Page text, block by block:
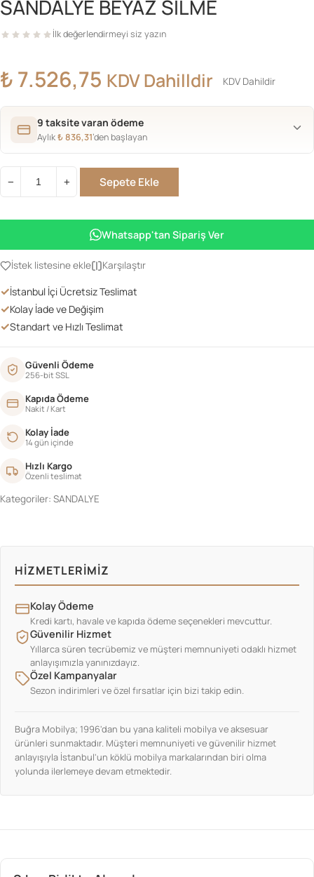
SANDALYE BEYAZ SİLME
İlk değerlendirmeyi siz yazın
₺7.526,75 KDV Dahilldir KDV Dahildir
9 taksite varan ödeme
Aylık₺836,31’den başlayan
−
HASIRLI
TORNALI
BEYAZ
adet
+ Sepete Ekle
Whatsapp'tan Sipariş Ver
İstek listesine ekle Karşılaştır
✓İstanbul İçi Ücretsiz Teslimat
✓Kolay İade ve Değişim
✓Standart ve Hızlı Teslimat
Güvenli Ödeme
256-bit SSL
Kapıda Ödeme
Nakit / Kart
Kolay İade
14 gün içinde
Hızlı Kargo
Özenli teslimat
Kategoriler: SANDALYE
HIZMETLERIMIZ
Kolay Ödeme
Kredi kartı, havale ve kapıda ödeme seçenekleri mevcuttur.
Güvenilir Hizmet
Yıllarca süren tecrübemiz ve müşteri memnuniyeti odaklı hizmet
anlayışımızla yanınızdayız.
Özel Kampanyalar
Sezon indirimleri ve özel fırsatlar için bizi takip edin.
Buğra Mobilya; 1996'dan bu yana kaliteli mobilya ve aksesuar
ürünleri sunmaktadır. Müşteri memnuniyeti ve güvenilir hizmet
anlayışıyla İstanbul'un köklü mobilya markalarından biri olma
yolunda ilerlemeye devam etmektedir.